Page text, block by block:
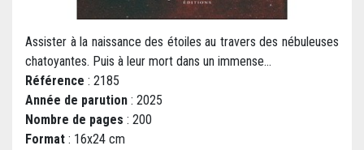
Assister à la naissance des étoiles au travers des nébuleuses
chatoyantes. Puis à leur mort dans un immense...
Référence : 2185
Année de parution : 2025
Nombre de pages : 200
Format : 16x24 cm